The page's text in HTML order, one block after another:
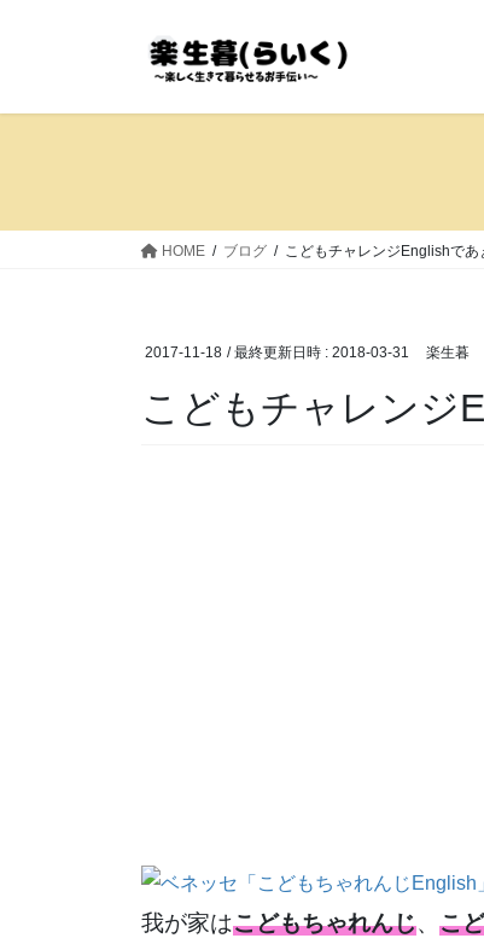
HOME ブログ こどもチャレンジEnglishであ
2017-11-18 / 最終更新日時 : 2018-03-31 楽生暮
こどもチャレンジ
我が家はこどもちゃれんじ、 こ